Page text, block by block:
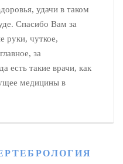
удачи в таком
Спасибо Вам за
руки, чуткое,
за
есть такие врачи, как
медицины в